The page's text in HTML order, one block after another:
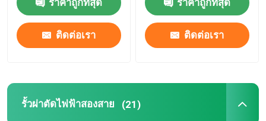
ราคาถูกที่สุด
ติดต่อเรา
ราคาถูกที่สุด
ติดต่อเรา
รั้วผ่าตัดไฟฟ้าสองสาย (21)